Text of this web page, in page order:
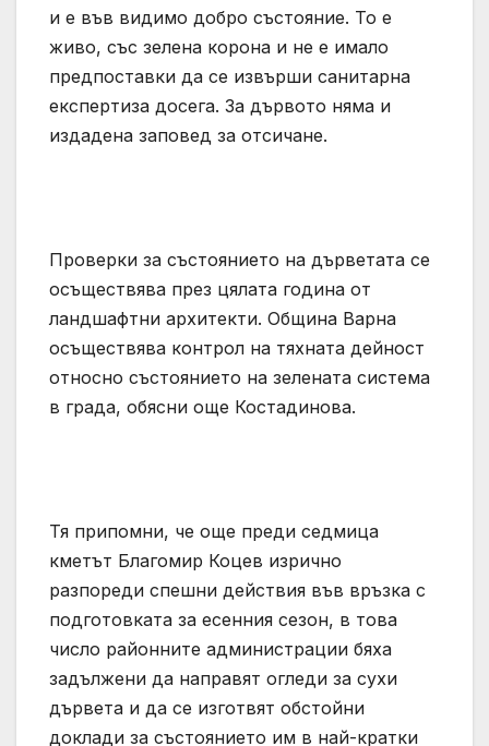
и е във видимо добро състояние. То е
живо, със зелена корона и не е имало
предпоставки да се извърши санитарна
експертиза досега. За дървото няма и
издадена заповед за отсичане.
Проверки за състоянието на дърветата се
осъществява през цялата година от
ландшафтни архитекти. Община Варна
осъществява контрол на тяхната дейност
относно състоянието на зелената система
в града, обясни още Костадинова.
Тя припомни, че още преди седмица
кметът Благомир Коцев изрично
разпореди спешни действия във връзка с
подготовката за есенния сезон, в това
число районните администрации бяха
задължени да направят огледи за сухи
дървета и да се изготвят обстойни
доклади за състоянието им в най-кратки